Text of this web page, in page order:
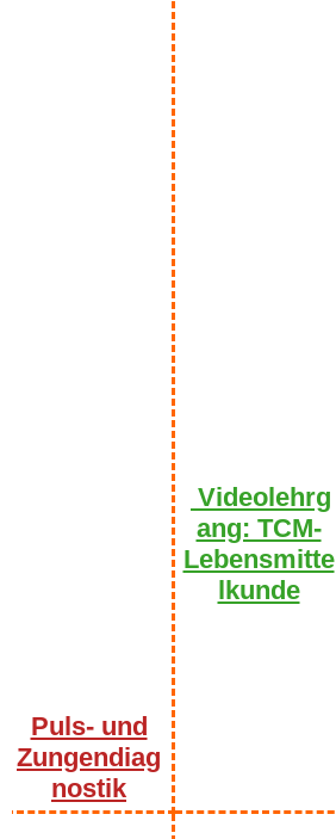
Puls- und
Zungendiag
nostik
Videolehrg
ang: TCM-
Lebensmitte
lkunde